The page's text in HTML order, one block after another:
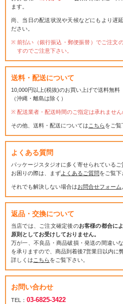
ます。
尚、当日の配送状況や天候などにもより遅
ださい。
前払い（銀行振込・郵便振替）でご注文
すのでご注意下さい。
送料・配送について
10,000円以上(税抜)のお買い上げで送料無料
（沖縄・離島は除く）
配送業者・配送時間のご指定は承れません
その他、送料・配送については こちらをご覧
よくある質問
パッケージスタジオに多く寄せられているご
お困りの際は、まずよくあるご質問をご覧下
それでも解決しない場合はお問合せフォーム
返品・交換について
当店では、ご注文確定後のお客様の都合に
原則としてお受けしておりません。
万が一、不良品・商品破損・発送の間違い
を承りますので、商品到着後7営業日以内に
詳しくは こちらをご覧下さい。
お問い合わせ
TEL： 03-6825-3422